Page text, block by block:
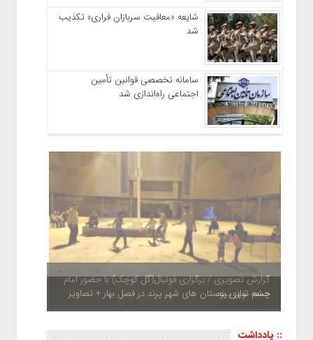
شایعه «معافیت سربازان فراری» تکذیب
شد
سامانه تخصصی قوانین تأمین
اجتماعی راه‌اندازی شد
چشم نوازی بوستان های شهر پرند در فصل بهار + تصاویر
:: یادداشت